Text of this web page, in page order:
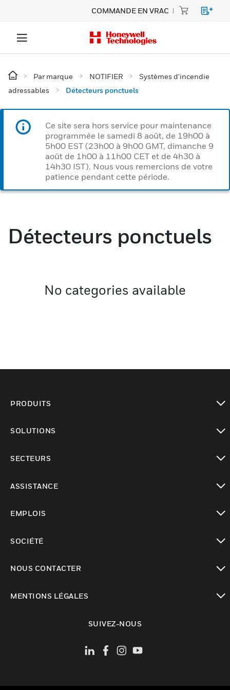
COMMANDE EN VRAC
Par marque NOTIFIER
Systèmes d'incendie
adressables
Détecteurs ponctuels
Ce site sera hors service pour maintenance
programmée le samedi 8 août, de 19h00 à
5h00 EST (23h00 à 9h00 GMT, dimanche 9
août de 1h00 à 11h00 CET et de 4h30 à
14h30 IST). Nous vous remercions de votre
patience pendant cette période.
Détecteurs ponctuels
No categories available
PRODUITS
SOLUTIONS
SECTEURS
ASSISTANCE
EMPLOIS
SOCIÉTÉ
NOUS CONTACTER
MENTIONS LÉGALES
SUIVEZ-NOUS